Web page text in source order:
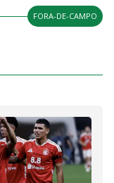
FORA-DE-CAMPO